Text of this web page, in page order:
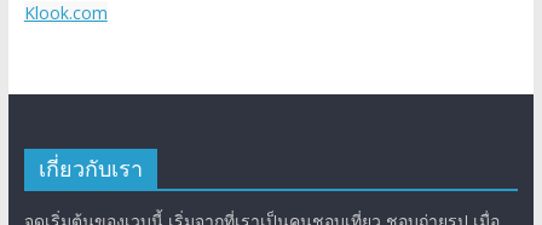
Klook.com
เกี่ยวกับเรา